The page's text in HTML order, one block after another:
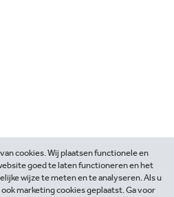
cookies. Wij plaatsen functionele en
goed te laten functioneren en het
wijze te meten en te analyseren. Als u
marketing cookies geplaatst. Ga voor